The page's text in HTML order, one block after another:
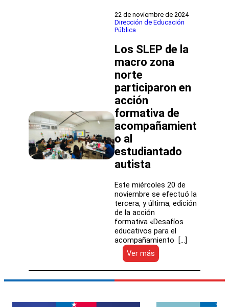
presenta
Informe
destacando
avances
y
del
Educación
Pública
22 de noviembre de 2024
Dirección de Educación
Pública
Los SLEP de la
macro zona
norte
participaron en
acción
formativa de
acompañamient
o al
estudiantado
autista
Este miércoles 20 de
noviembre se efectuó la
tercera, y última, edición
de la acción
formativa «Desafíos
educativos para el
acompañamiento […]
Ver más
Los
SLEP
de